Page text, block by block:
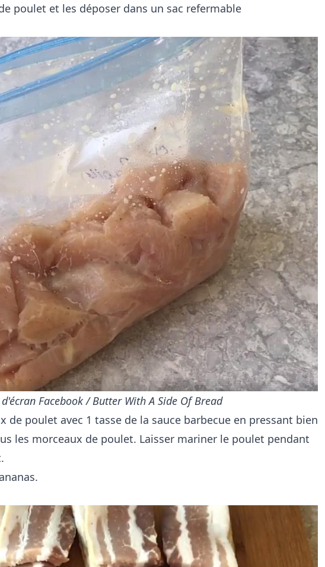
poulet et les déposer dans un sac refermable
Facebook / Butter With A Side Of Bread
de poulet avec 1 tasse de la sauce barbecue en pressant bien
les morceaux de poulet. Laisser mariner le poulet pendant